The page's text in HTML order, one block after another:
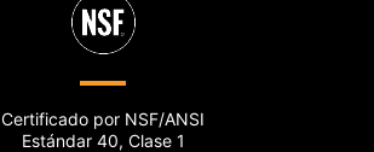
Certificado por NSF/ANSI
Estándar 40, Clase 1